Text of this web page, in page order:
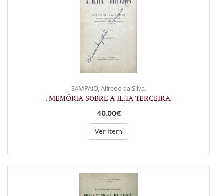
SAMPAIO, Alfredo da Silva.
. MEMÓRIA SOBRE A ILHA TERCEIRA.
40.00€
Ver Item